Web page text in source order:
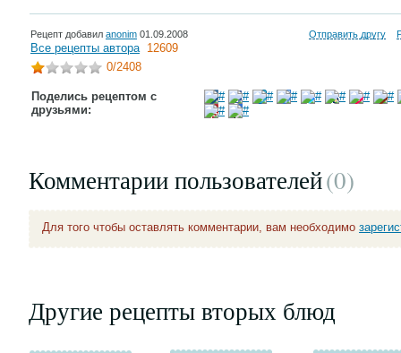
Рецепт добавил anonim 01.09.2008 Отправить другу
Все рецепты автора 12609
0/2408
Поделись рецептом с
друзьями:
Комментарии пользователей(0)
Для того чтобы оставлять комментарии, вам необходимо
Другие рецепты вторых блюд